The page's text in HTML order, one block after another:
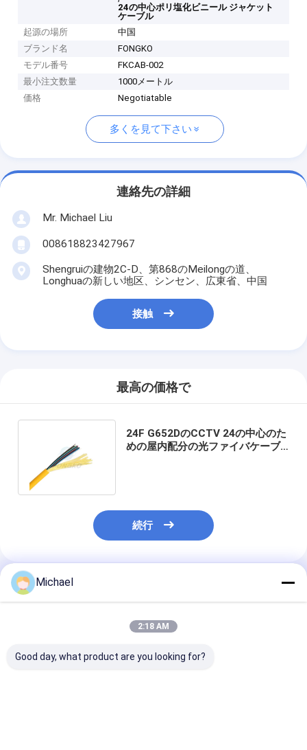
24の中心ポリ塩化ビニール ジャケット
ケーブル
起源の場所
中国
ブランド名
FONGKO
モデル番号
FKCAB-002
最小注文数量
1000メートル
価格
Negotiatable
多くを見て下さい
連絡先の詳細
Mr. Michael Liu
008618823427967
Shengruiの建物2C-D、第868のMeilongの道、
Longhuaの新しい地区、シンセン、広東省、中国
接触
最高の価格で
24F G652DのCCTV 24の中心のた
めの屋内配分の光ファイバケーブ
続行
推薦されたプロダクト
Michael
2:18 AM
Good day, what product are you looking for?